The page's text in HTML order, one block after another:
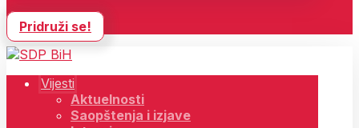
Pridruži se!
Vijesti
Aktuelnosti
Saopštenja i izjave